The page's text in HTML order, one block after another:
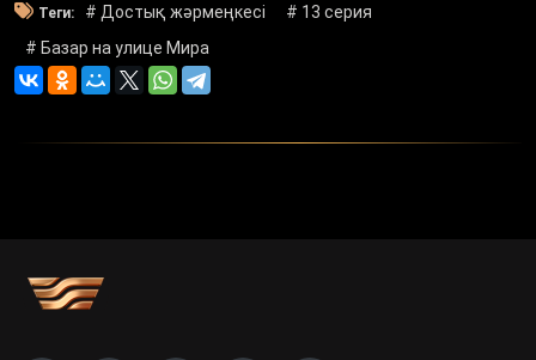
Теги: # Достық жәрмеңкесі
# 13 серия
# Базар на улице Мира